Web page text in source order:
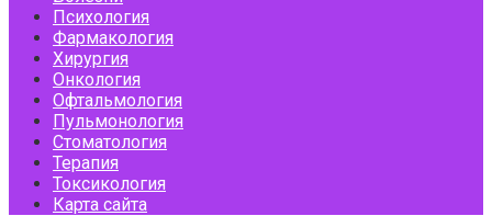
Психология
Фармакология
Хирургия
Онкология
Офтальмология
Пульмонология
Стоматология
Терапия
Токсикология
Карта сайта